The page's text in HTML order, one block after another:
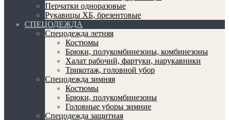
Перчатки одноразовые
Рукавицы ХБ, брезентовые
СПЕЦОДЕЖДА
Спецодежда летняя
Костюмы
Брюки, полукомбинезоны, комбинезоны
Халат рабочий, фартуки, нарукавники
Трикотаж, головной убор
Спецодежда зимняя
Костюмы
Брюки, полукомбинезоны
Головные уборы зимние
Спецодежда защитная